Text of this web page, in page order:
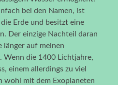
bei den Namen, ist
Erde und besitzt eine
Der einzige Nachteil daran
länger auf meinen
Wenn die 1400 Lichtjahre,
einem allerdings zu viel
wohl mit dem Exoplaneten